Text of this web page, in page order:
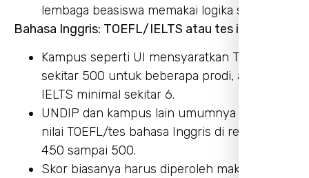
lembaga beasiswa memakai logika serupa.
Bahasa Inggris: TOEFL/IELTS atau tes internal
Kampus seperti UI mensyaratkan TOEFL ITP
sekitar 500 untuk beberapa prodi, atau
IELTS minimal sekitar 6.
UNDIP dan kampus lain umumnya meminta
nilai TOEFL/tes bahasa Inggris di rentang
450 sampai 500.
Skor biasanya harus diperoleh maksimal 2